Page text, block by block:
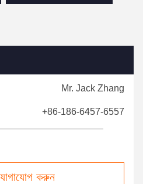
Mr. Jack Zhang
+86-186-6457-6557
করুন